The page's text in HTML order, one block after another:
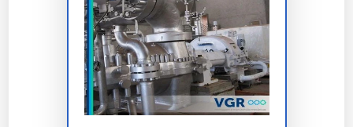
Investir em manutenção em redutores
é investir na
continuidade da sua operação com alto padrão de
Lembramos que o uso demanutenção em
redutoresem desacordo com as normas técnicas
pode comprometer a segurança. Consulte sempre
nossa equipe técnica.